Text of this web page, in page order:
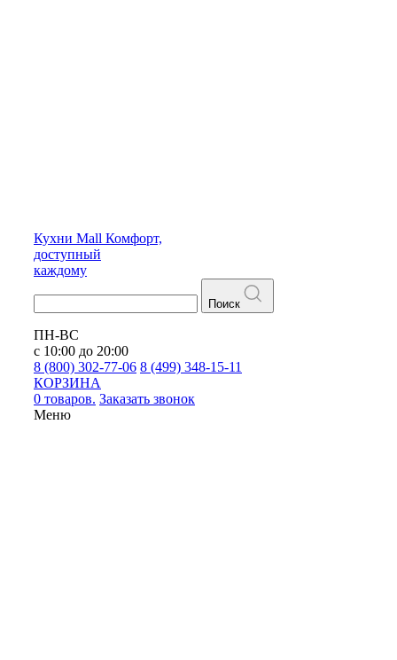
Кухни Mall Комфорт,
доступный
каждому
Поиск
ПН-ВС
с 10:00 до 20:00
8 (800) 302-77-06 8 (499) 348-15-11
КОРЗИНА
0 товаров. Заказать звонок
Меню